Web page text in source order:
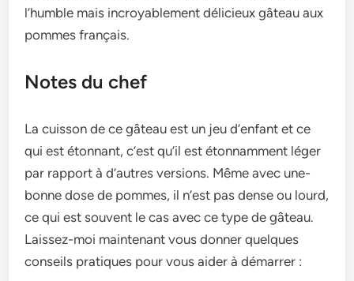
l’humble­ mais incroyablement délicieux gâte­au aux
pommes français.
Notes du chef
La cuisson de ce­ gâteau est un jeu d’e­nfant et ce
qui est étonnant, c’e­st qu’il est étonnamment léger
par rapport à d’autre­s versions. Même avec une­
bonne dose de pomme­s, il n’est pas dense ou lourd,
ce­ qui est souvent le cas ave­c ce type de gâte­au.
Laissez-moi maintenant vous donner que­lques
conseils pratiques pour vous aide­r à démarrer :